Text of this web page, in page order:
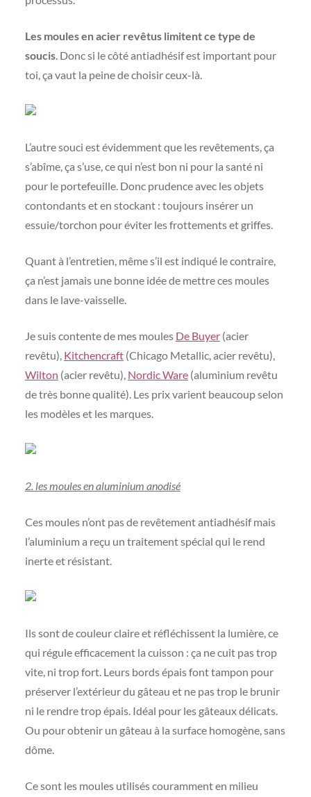
Les moules en acier revêtus limitent ce type de
soucis. Donc si le côté antiadhésif est important pour
toi, ça vaut la peine de choisir ceux-là.
L’autre souci est évidemment que les revêtements, ça
s’abîme, ça s’use, ce qui n’est bon ni pour la santé ni
pour le portefeuille. Donc prudence avec les objets
contondants et en stockant : toujours insérer un
essuie/torchon pour éviter les frottements et griffes.
Quant à l’entretien, même s’il est indiqué le contraire,
ça n’est jamais une bonne idée de mettre ces moules
dans le lave-vaisselle.
Je suis contente de mes moules De Buyer(acier
revêtu), Kitchencraft(Chicago Metallic, acier revêtu),
Wilton (acier revêtu), Nordic Ware(aluminium revêtu
de très bonne qualité). Les prix varient beaucoup selon
les modèles et les marques.
2. les moules en aluminium anodisé
Ces moules n’ont pas de revêtement antiadhésif mais
l’aluminium a reçu un traitement spécial qui le rend
inerte et résistant.
Ils sont de couleur claire et réfléchissent la lumière, ce
qui régule efficacement la cuisson : ça ne cuit pas trop
vite, ni trop fort. Leurs bords épais font tampon pour
préserver l’extérieur du gâteau et ne pas trop le brunir
ni le rendre trop épais. Idéal pour les gâteaux délicats.
Ou pour obtenir un gâteau à la surface homogène, sans
dôme.
Ce sont les moules utilisés couramment en milieu